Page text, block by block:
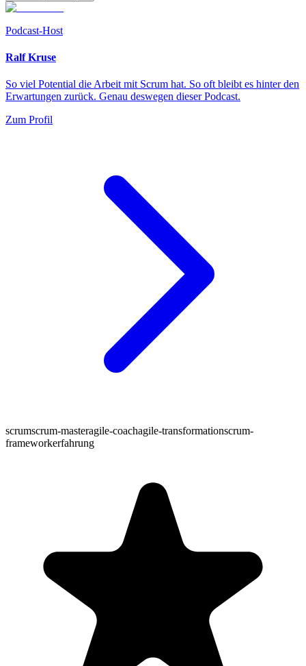
Podcast-Host
Ralf Kruse
So viel Potential die Arbeit mit Scrum hat. So oft bleibt es hinter den
Erwartungen zurück. Genau deswegen dieser Podcast.
Zum Profil
scrumscrum-masteragile-coachagile-transformationscrum-
frameworkerfahrung